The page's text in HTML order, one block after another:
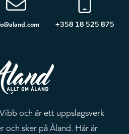
+358 18 525 875
och är ett uppslagsverk
och sker på Åland. Här är